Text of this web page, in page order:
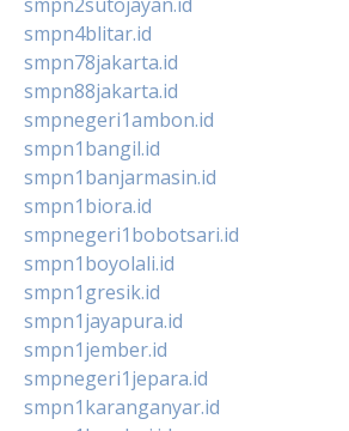
smpn4blitar.id
smpn78jakarta.id
smpn88jakarta.id
smpnegeri1ambon.id
smpn1bangil.id
smpn1banjarmasin.id
smpn1biora.id
smpnegeri1bobotsari.id
smpn1boyolali.id
smpn1gresik.id
smpn1jayapura.id
smpn1jember.id
smpnegeri1jepara.id
smpn1karanganyar.id